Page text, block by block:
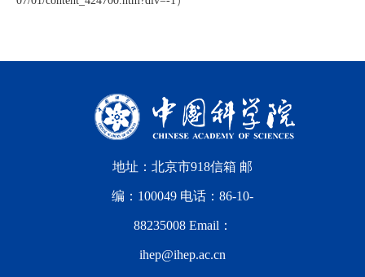
地址：北京市918信箱 邮
编：100049 电话：86-10-
88235008 Email：
ihep@ihep.ac.cn